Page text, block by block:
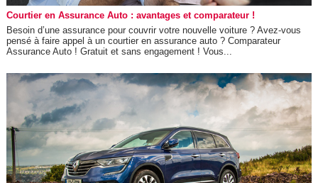
Courtier en Assurance Auto : avantages et comparateur !
Besoin d’une assurance pour couvrir votre nouvelle voiture ? Avez-vous
pensé à faire appel à un courtier en assurance auto ? Comparateur
Assurance Auto ! Gratuit et sans engagement ! Vous...